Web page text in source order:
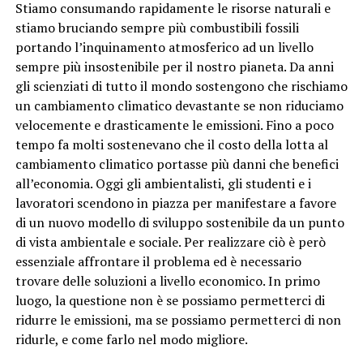
Stiamo consumando rapidamente le risorse naturali e
stiamo bruciando sempre più combustibili fossili
portando l’inquinamento atmosferico ad un livello
sempre più insostenibile per il nostro pianeta. Da anni
gli scienziati di tutto il mondo sostengono che rischiamo
un cambiamento climatico devastante se non riduciamo
velocemente e drasticamente le emissioni. Fino a poco
tempo fa molti sostenevano che il costo della lotta al
cambiamento climatico portasse più danni che benefici
all’economia. Oggi gli ambientalisti, gli studenti e i
lavoratori scendono in piazza per manifestare a favore
di un nuovo modello di sviluppo sostenibile da un punto
di vista ambientale e sociale. Per realizzare ciò è però
essenziale affrontare il problema ed è necessario
trovare delle soluzioni a livello economico. In primo
luogo, la questione non è se possiamo permetterci di
ridurre le emissioni, ma se possiamo permetterci di non
ridurle, e come farlo nel modo migliore.